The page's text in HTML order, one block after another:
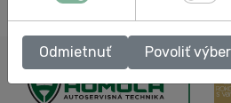
Odmietnuť Povoliť výber